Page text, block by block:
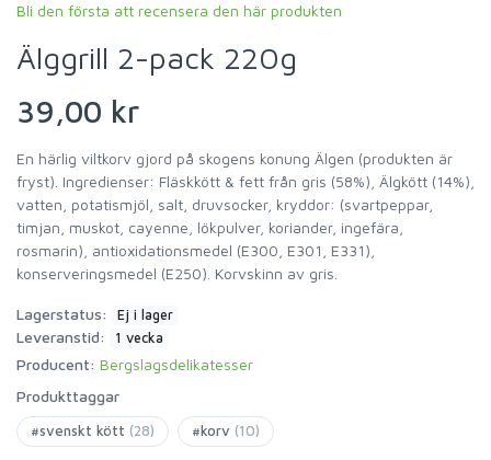
Bli den första att recensera den här produkten
Älggrill 2-pack 220g
39,00 kr
En härlig viltkorv gjord på skogens konung Älgen (produkten är
fryst). Ingredienser: Fläskkött & fett från gris (58%), Älgkött (14%),
vatten, potatismjöl, salt, druvsocker, kryddor: (svartpeppar,
timjan, muskot, cayenne, lökpulver, koriander, ingefära,
rosmarin), antioxidationsmedel (E300, E301, E331),
konserveringsmedel (E250). Korvskinn av gris.
Lagerstatus: Ej i lager
Leveranstid: 1 vecka
Producent: Bergslagsdelikatesser
Produkttaggar
#svenskt kött (28) #korv (10)